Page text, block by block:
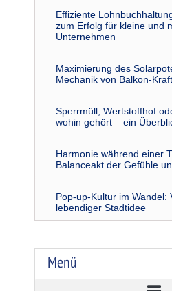
Effiziente
zum Erfolg für kleine und
Unternehmen
Maximierung des
Mechanik von Balkon-
Sperrmüll, Wertstoffhof
wohin gehört – ein
Harmonie während einer
Balanceakt der Gefühle
Pop-up-Kultur im Wandel:
lebendiger Stadtidee
Menü